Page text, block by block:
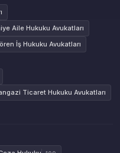
Aile Hukuku Avukatları
İş Hukuku Avukatları
Ticaret Hukuku Avukatları